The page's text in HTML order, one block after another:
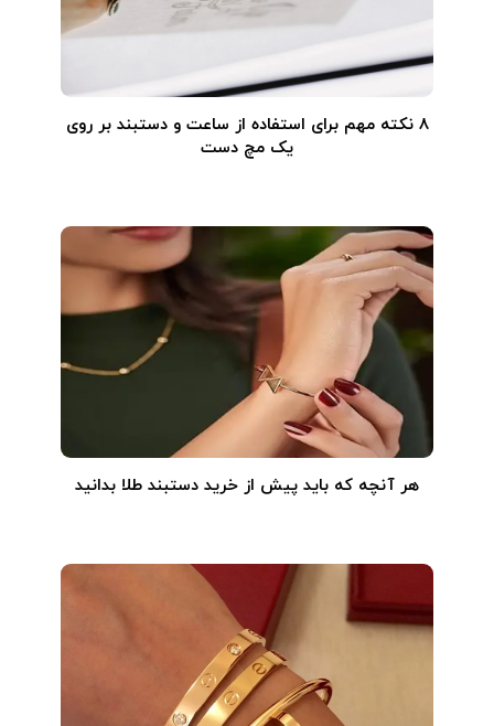
۸ نکته مهم برای استفاده از ساعت و دستبند بر روی
یک مچ دست
هر آنچه که باید پیش از خرید دستبند طلا بدانید